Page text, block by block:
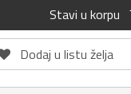
Stavi u korpu
Dodaj u listu želja